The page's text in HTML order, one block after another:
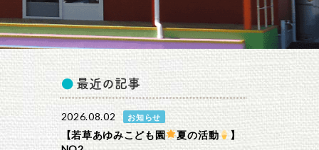
最近の記事
2026.08.02 お知らせ
【若草あゆみこども園 夏の活動
】